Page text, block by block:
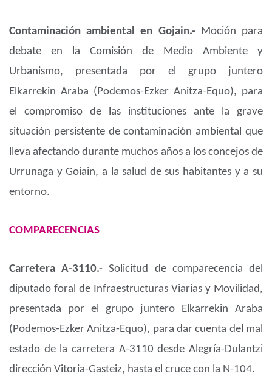
Contaminación ambiental en Gojain.- Moción para
debate en la Comisión de Medio Ambiente y
Urbanismo, presentada por el grupo juntero
Elkarrekin Araba (Podemos-Ezker Anitza-Equo), para
el compromiso de las instituciones ante la grave
situación persistente de contaminación ambiental que
lleva afectando durante muchos años a los concejos de
Urrunaga y Goiain, a la salud de sus habitantes y a su
entorno.
COMPARECENCIAS
Carretera A-3110.-Solicitud de comparecencia del
diputado foral de Infraestructuras Viarias y Movilidad,
presentada por el grupo juntero Elkarrekin Araba
(Podemos-Ezker Anitza-Equo), para dar cuenta del mal
estado de la carretera A-3110 desde Alegría-Dulantzi
dirección Vitoria-Gasteiz, hasta el cruce con la N-104.